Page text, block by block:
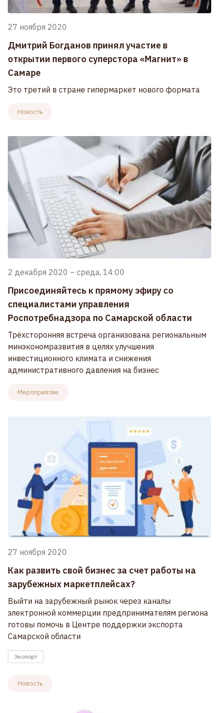
27 ноября 2020
Дмитрий Богданов принял участие в
открытии первого суперстора «Магнит» в
Самаре
Это третий в стране гипермаркет нового формата
Новость
2 декабря 2020 – среда, 14:00
Присоединяйтесь к прямому эфиру со
специалистами управления
Роспотребнадзора по Самарской области
Трёхсторонняя встреча организована региональным
минэкономразвития в целях улучшения
инвестиционного климата и снижения
административного давления на бизнес
Мероприятие
27 ноября 2020
Как развить свой бизнес за счет работы на
зарубежных маркетплейсах?
Выйти на зарубежный рынок через каналы
электронной коммерции предпринимателям региона
готовы помочь в Центре поддержки экспорта
Самарской области
Экспорт
Новость